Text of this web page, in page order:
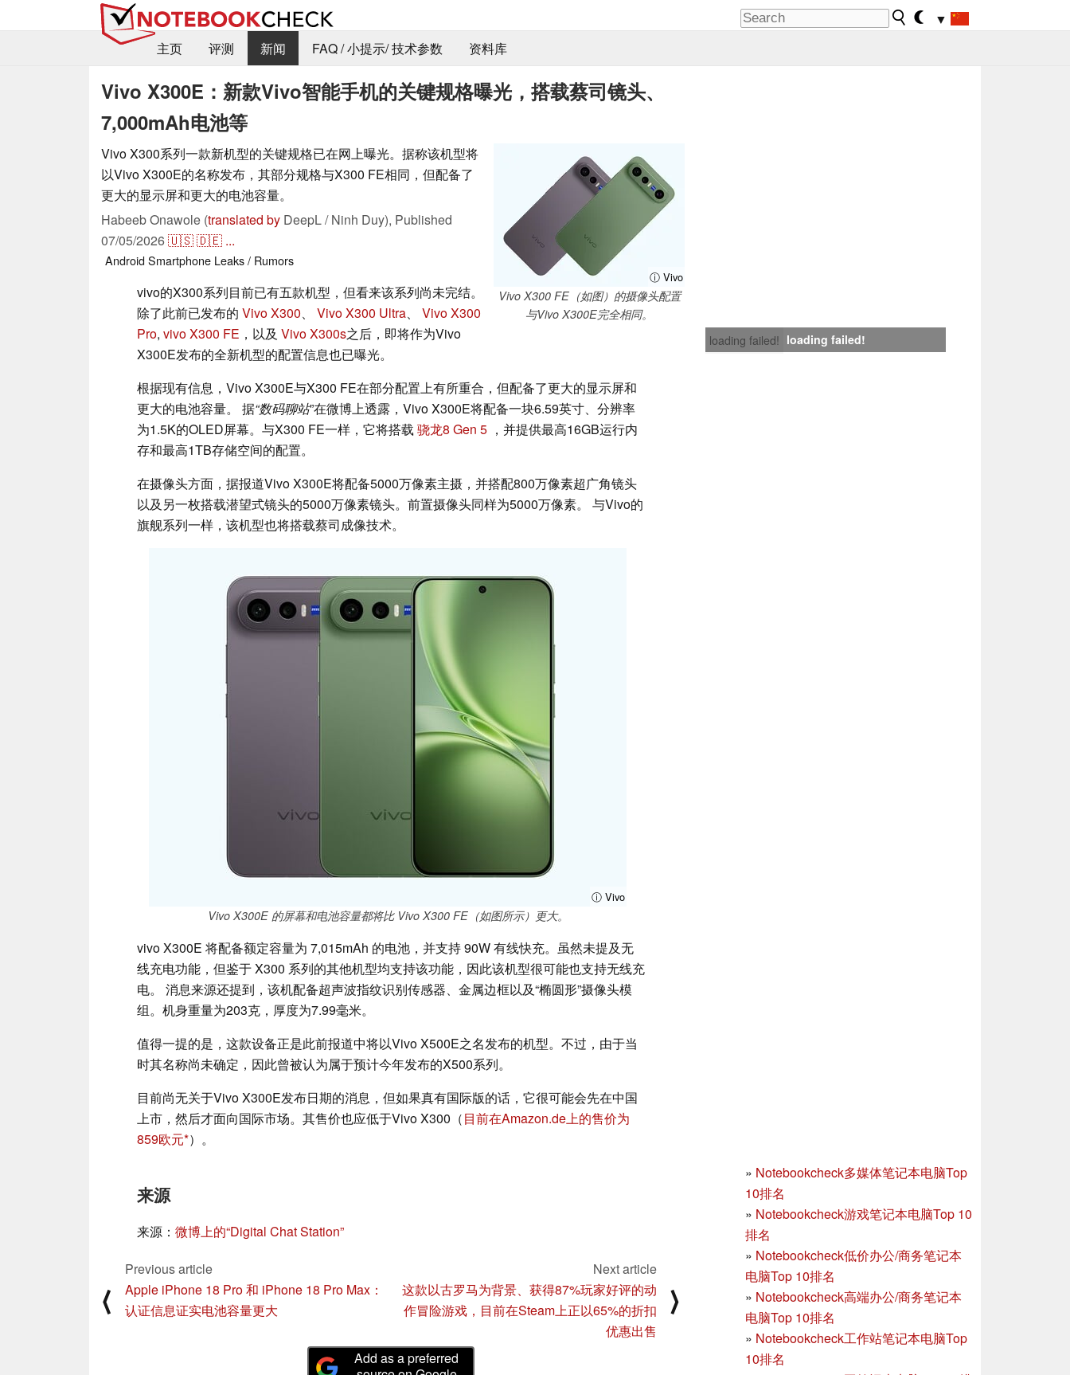
▼
主页
评测 新闻 FAQ / 小提示/ 技术参数 资料库
Vivo X300E：新款Vivo智能手机的关键规格曝光，搭载蔡司镜头、
7,000mAh电池等
ⓘ Vivo
Vivo X300 FE（如图）的摄像头配置
与Vivo X300E完全相同。
Vivo X300系列一款新机型的关键规格已在网上曝光。据称该机型将
以Vivo X300E的名称发布，其部分规格与X300 FE相同，但配备了
更大的显示屏和更大的电池容量。
Habeeb Onawole (translated by DeepL / Ninh Duy), Published
07/05/2026🇺🇸🇩🇪 ...
AndroidSmartphone Leaks / Rumors
loading failed! loading failed!
vivo的X300系列目前已有五款机型，但看来该系列尚未完结。
除了此前已发布的 Vivo X300、 Vivo X300 Ultra、 Vivo X300
Pro, vivo X300 FE ，以及 Vivo X300s之后，即将作为Vivo
X300E发布的全新机型的配置信息也已曝光。
根据现有信息，Vivo X300E与X300 FE在部分配置上有所重合，但配备了更大的显示屏和
更大的电池容量。 据“数码聊站”在微博上透露，Vivo X300E将配备一块6.59英寸、分辨率
为1.5K的OLED屏幕。与X300 FE一样，它将搭载 骁龙8 Gen 5 ，并提供最高16GB运行内
存和最高1TB存储空间的配置。
在摄像头方面，据报道Vivo X300E将配备5000万像素主摄，并搭配800万像素超广角镜头
以及另一枚搭载潜望式镜头的5000万像素镜头。前置摄像头同样为5000万像素。 与Vivo的
旗舰系列一样，该机型也将搭载蔡司成像技术。
ⓘ Vivo
Vivo X300E 的屏幕和电池容量都将比 Vivo X300 FE（如图所示）更大。
vivo X300E 将配备额定容量为 7,015mAh 的电池，并支持 90W 有线快充。虽然未提及无
线充电功能，但鉴于 X300 系列的其他机型均支持该功能，因此该机型很可能也支持无线充
电。 消息来源还提到，该机配备超声波指纹识别传感器、金属边框以及“椭圆形”摄像头模
组。机身重量为203克，厚度为7.99毫米。
值得一提的是，这款设备正是此前报道中将以Vivo X500E之名发布的机型。不过，由于当
时其名称尚未确定，因此曾被认为属于预计今年发布的X500系列。
目前尚无关于Vivo X300E发布日期的消息，但如果真有国际版的话，它很可能会先在中国
上市，然后才面向国际市场。其售价也应低于Vivo X300（目前在Amazon.de上的售价为
859欧元 ）。
» Notebookcheck多媒体笔记本电脑Top
10排名
» Notebookcheck游戏笔记本电脑Top 10
排名
» Notebookcheck低价办公/商务笔记本
电脑Top 10排名
» Notebookcheck高端办公/商务笔记本
电脑Top 10排名
» Notebookcheck工作站笔记本电脑Top
10排名
来源
来源： 微博上的“Digital Chat Station”
⟨
Previous article
Apple iPhone 18 Pro 和 iPhone 18 Pro Max：
认证信息证实电池容量更大
Next article
这款以古罗马为背景、获得87%玩家好评的动
作冒险游戏，目前在Steam上正以65%的折扣
优惠出售
⟩
Add as a preferred